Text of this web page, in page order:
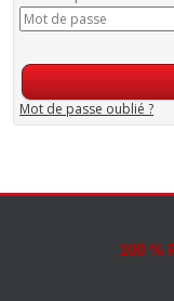
Mot de passe oublié ?
100 %